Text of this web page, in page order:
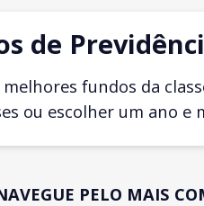
de
fundos da
ou escolher um ano
PELO MAIS